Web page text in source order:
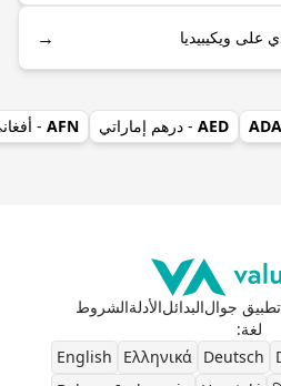
→
ADA
AED - درهم إماراتي AFN
-
تطبيق جوالالبدائلالأدلةالشروط
لغة:
Deutsch
Ελληνικά
English